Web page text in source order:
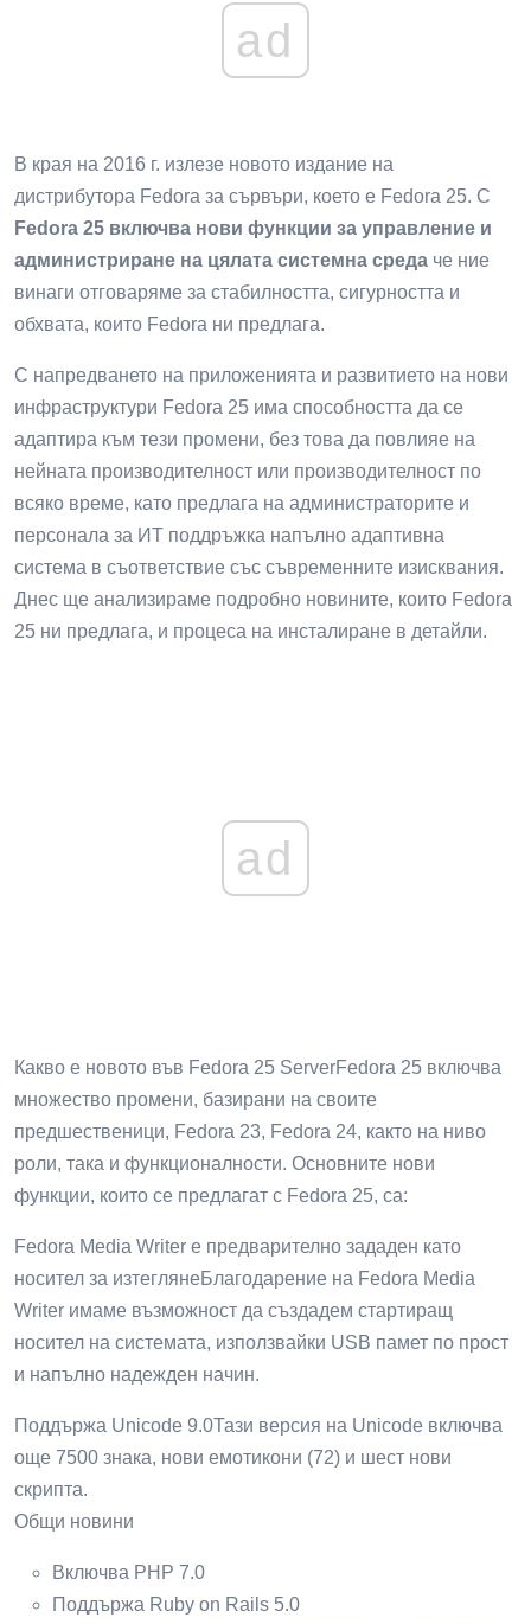
ad
В края на 2016 г. излезе новото издание на
дистрибутора Fedora за сървъри, което е Fedora 25. С
Fedora 25 включва нови функции за управление и
администриране на цялата системна среда че ние
винаги отговаряме за стабилността, сигурността и
обхвата, които Fedora ни предлага.
С напредването на приложенията и развитието на нови
инфраструктури Fedora 25 има способността да се
адаптира към тези промени, без това да повлияе на
нейната производителност или производителност по
всяко време, като предлага на администраторите и
персонала за ИТ поддръжка напълно адаптивна
система в съответствие със съвременните изисквания.
Днес ще анализираме подробно новините, които Fedora
25 ни предлага, и процеса на инсталиране в детайли.
ad
Какво е новото във Fedora 25 ServerFedora 25 включва
множество промени, базирани на своите
предшественици, Fedora 23, Fedora 24, както на ниво
роли, така и функционалности. Основните нови
функции, които се предлагат с Fedora 25, са:
Fedora Media Writer е предварително зададен като
носител за изтеглянеБлагодарение на Fedora Media
Writer имаме възможност да създадем стартиращ
носител на системата, използвайки USB памет по прост
и напълно надежден начин.
Поддържа Unicode 9.0Тази версия на Unicode включва
още 7500 знака, нови емотикони (72) и шест нови
скрипта.
Общи новини
Включва PHP 7.0
Поддържа Ruby on Rails 5.0